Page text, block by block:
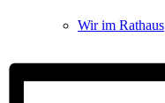
Wir im Rathaus